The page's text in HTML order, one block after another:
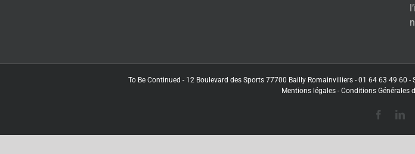
To Be Continued - 12 Boulevard des Sports 77700 Bailly Romainvilliers - 01 64 63 49 60
Mentions légales-Conditions Générales